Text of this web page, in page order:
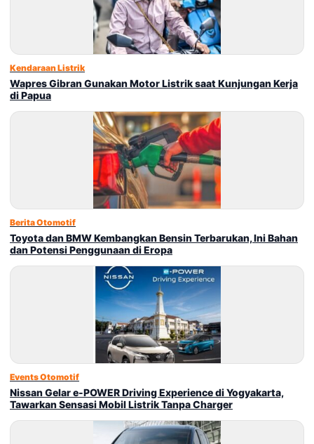
Kendaraan Listrik
Wapres Gibran Gunakan Motor Listrik saat Kunjungan Kerja
di Papua
Berita Otomotif
Toyota dan BMW Kembangkan Bensin Terbarukan, Ini Bahan
dan Potensi Penggunaan di Eropa
Events Otomotif
Nissan Gelar e-POWER Driving Experience di Yogyakarta,
Tawarkan Sensasi Mobil Listrik Tanpa Charger